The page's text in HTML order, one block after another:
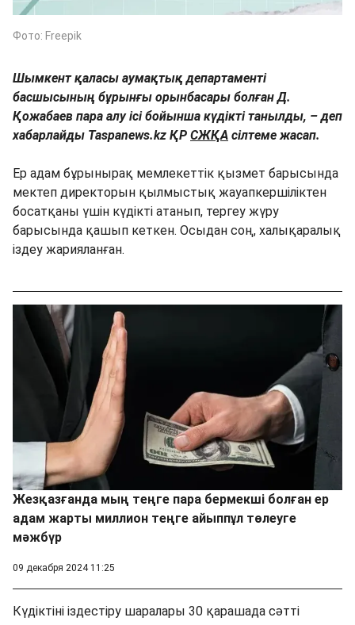
Фото: Freepik
Шымкент қаласы аумақтық департаменті
басшысының бұрынғы орынбасары болған Д.
Қожабаев пара алу ісі бойынша күдікті танылды, – деп
хабарлайды Taspanews.kz ҚР СЖҚА сілтеме жасап.
Ер адам бұрынырақ мемлекеттік қызмет барысында
мектеп директорын қылмыстық жауапкершіліктен
босатқаны үшін күдікті атанып, тергеу жүру
барысында қашып кеткен. Осыдан соң, халықаралық
іздеу жарияланған.
Жезқазғанда мың теңге пара бермекші болған ер
адам жарты миллион теңге айыппұл төлеуге
мәжбүр
09 декабря 2024 11:25
Күдіктіні іздестіру шаралары 30 қарашада сәтті